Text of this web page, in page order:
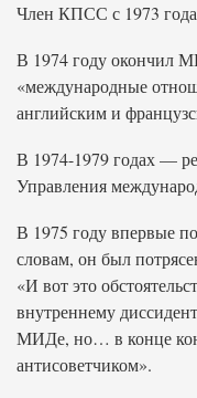
Член КПСС с 1973 года
В 1974 году окончил
«международные
английским и
В 1974-1979 годах —
Управления
В 1975 году впервые
словам, он был
«И вот это
внутреннему
МИДе, но… в конце
антисоветчиком».